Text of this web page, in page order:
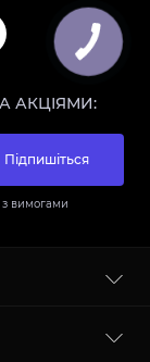
АКЦІЯМИ:
Підпишіться
з вимогами